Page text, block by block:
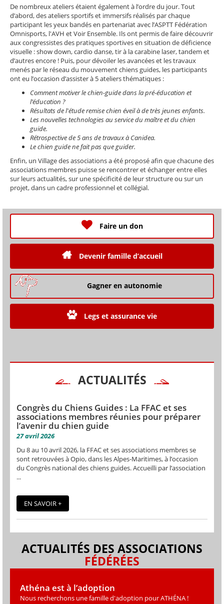
De nombreux ateliers étaient également à l’ordre du jour. Tout
d’abord, des ateliers sportifs et immersifs réalisés par chaque
participant les yeux bandés en partenariat avec l’ASPTT Fédération
Omnisports, l'AVH et Voir Ensemble. Ils ont permis de faire découvrir
aux congressistes des pratiques sportives en situation de déficience
visuelle : show down, cardio danse, tir à la carabine laser, tandem et
d’autres encore ! Puis, pour dévoiler les avancées et les travaux
menés par le réseau du mouvement chiens guides, les participants
ont eu l’occasion d’assister à 5 ateliers thématiques :
Comment motiver le chien-guide dans la pré-éducation et
l’éducation ?
Résultats de l'étude remise chien éveil à de très jeunes enfants.
Les nouvelles technologies au service du maître et du chien
guide.
Rétrospective de 5 ans de travaux à Canidea.
Le chien guide ne fait pas que guider.
Enfin, un Village des associations a été proposé afin que chacune des
associations membres puisse se rencontrer et échanger entre elles
sur leurs actualités, sur une spécificité de leur structure ou sur un
projet, dans un cadre professionnel et collégial.
Faire un don
Devenir famille d’accueil
Gagner en autonomie
Legs et assurance vie
ACTUALITÉS
Congrès du Chiens Guides : La FFAC et ses
associations membres réunies pour préparer
l’avenir du chien guide
27 avril 2026
Du 8 au 10 avril 2026, la FFAC et ses associations membres se
sont retrouvées à Opio, dans les Alpes-Maritimes, à l’occasion
du Congrès national des chiens guides. Accueilli par l’association
...
EN SAVOIR +
ACTUALITÉS DES ASSOCIATIONS
FÉDÉRÉES
Athéna est à l’adoption
Nous recherchons une famille d'adoption pour ATHÉNA !